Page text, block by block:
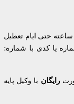
شما عزیزان میتوانید همه روزه و به صورت 24 ساعته حتی ایام تعطیل
یا کدی با شماره:
رایگان با وکیل پایه